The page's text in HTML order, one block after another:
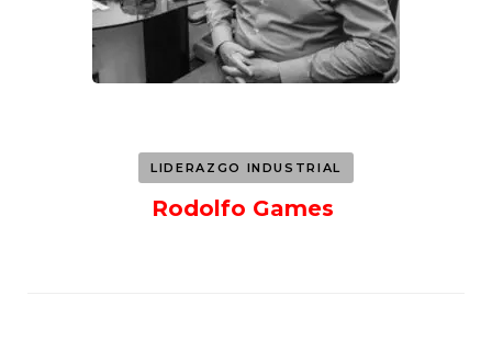
LIDERAZGO INDUSTRIAL
Rodolfo Games